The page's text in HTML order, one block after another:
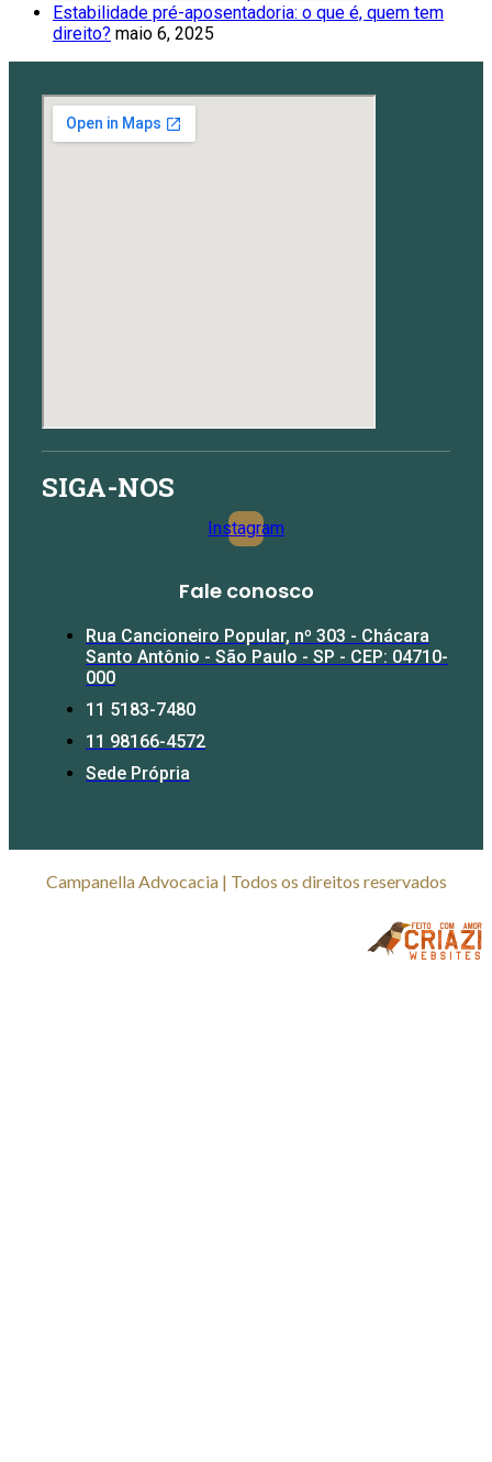
Estabilidade pré-aposentadoria: o que é, quem tem
direito? maio 6, 2025
SIGA-NOS
Instagram
Fale conosco​
Rua Cancioneiro Popular, nº 303 - Chácara
Santo Antônio - São Paulo - SP - CEP: 04710-
000
11 5183-7480
11 98166-4572
Sede Própria
Campanella Advocacia | Todos os direitos reservados